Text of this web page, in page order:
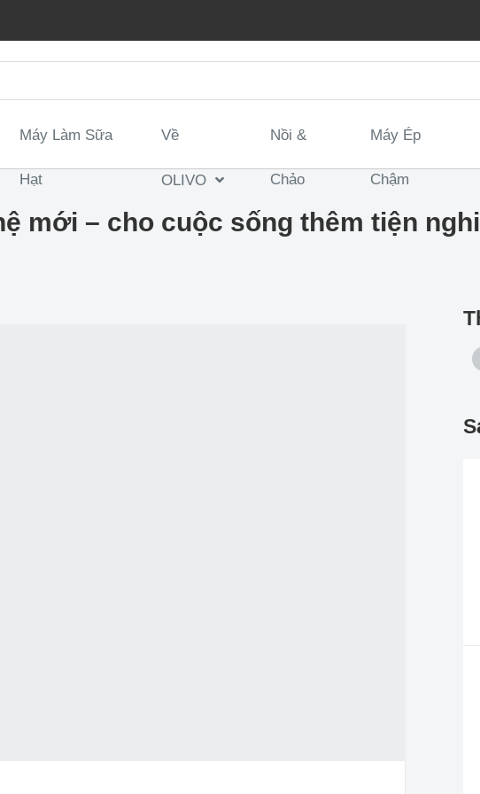
Máy Làm Sữa
Hạt
Về
OLIVO
Nồi &
Chảo
Máy Ép
Chậm
mới – cho cuộc sống thêm tiện nghi